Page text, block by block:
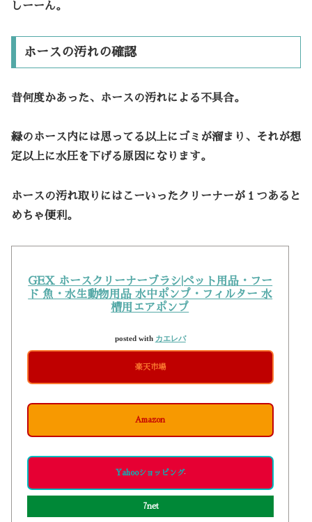
しーーん。
ホースの汚れの確認
昔何度かあった、ホースの汚れによる不具合。
緑のホース内には思ってる以上にゴミが溜まり、それが想
定以上に水圧を下げる原因になります。
ホースの汚れ取りにはこーいったクリーナーが１つあると
めちゃ便利。
GEX ホースクリーナーブラシ|ペット用品・フー
ド 魚・水生動物用品 水中ポンプ・フィルター 水
槽用エアポンプ
posted with カエレバ
楽天市場
Amazon
Yahooショッピング
7net